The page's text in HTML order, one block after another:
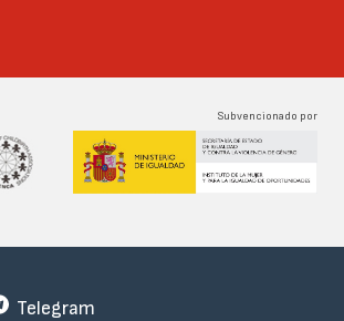
Subvencionado por
Telegram